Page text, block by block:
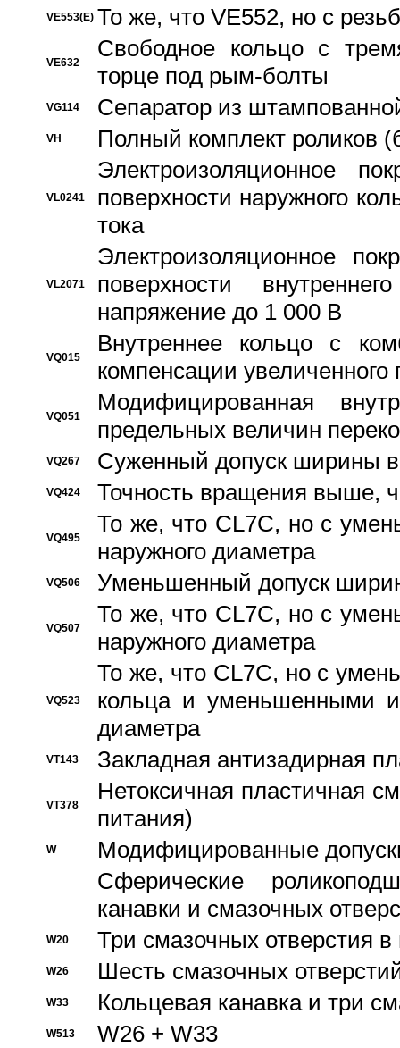
VE553(E) То же, что VE552, но с
VE632
Свободное кольцо с
торце под рым-болты
VG114 Сепаратор из
VH Полный комплект роликов
VL0241
Электроизоляционное
поверхности наружного
тока
VL2071
Электроизоляционное
поверхности
напряжение до 1 000 В
VQ015
Bнутреннее кольцо с
компенсации увеличенного
VQ051
Модифицированная
предельных величин
VQ267 Суженный допуск ширины
VQ424 Точность вращения выше,
VQ495
То же, что CL7C, но с
наружного диаметра
VQ506 Уменьшенный допуск
VQ507
То же, что CL7C, но с
наружного диаметра
VQ523
То же, что CL7C, но с
кольца и уменьшенными
диаметра
VT143 Закладная антизадирная
VT378
Нетоксичная пластичная
питания)
W
Модифицированные
Сферические
канавки и смазочных
W20 Три смазочных отверстия
W26 Шесть смазочных
W33 Кольцевая канавка и три
W513 W26 + W33